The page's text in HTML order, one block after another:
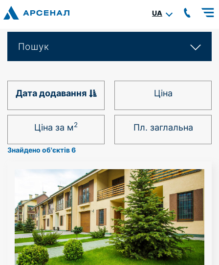
UA
Пошук
Дата додавання Ціна
Ціна за м2 Пл. заглальна
Знайдено об'єктів 6